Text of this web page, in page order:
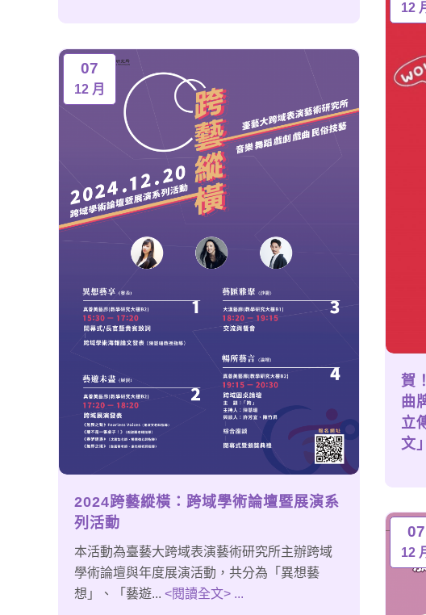
12
賀
曲
立
文
07
12 月
2024跨藝縱橫：跨域學術論壇暨展演系
列活動
本活動為臺藝大跨域表演藝術研究所主辦跨域
學術論壇與年度展演活動，共分為「異想藝
想」、「藝遊... <閱讀全文> ...
07
12